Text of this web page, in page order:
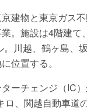
建物と東京ガス
。施設は4階建て
川越、鶴ヶ島、
位置する。
ーチェンジ（IC
ロ、関越自動車道